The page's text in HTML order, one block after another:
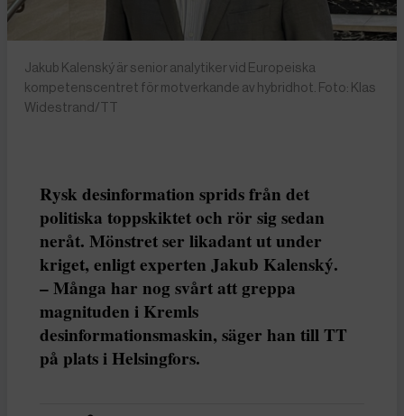
Jakub Kalenský är senior analytiker vid Europeiska
kompetenscentret för motverkande av hybridhot. Foto: Klas
Widestrand/TT
Rysk desinformation sprids från det
politiska toppskiktet och rör sig sedan
neråt. Mönstret ser likadant ut under
kriget, enligt experten Jakub Kalenský.
– Många har nog svårt att greppa
magnituden i Kremls
desinformationsmaskin, säger han till TT
på plats i Helsingfors.